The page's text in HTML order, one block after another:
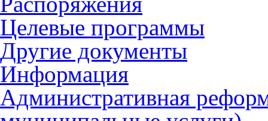
Целевые программы
Другие документы
Информация
Административная